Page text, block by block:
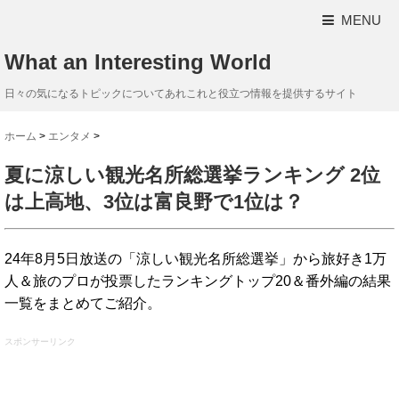
MENU
What an Interesting World
日々の気になるトピックについてあれこれと役立つ情報を提供するサイト
ホーム > エンタメ >
夏に涼しい観光名所総選挙ランキング 2位
は上高地、3位は富良野で1位は？
24年8月5日放送の「涼しい観光名所総選挙」から旅好き1万
人＆旅のプロが投票したランキングトップ20＆番外編の結果
一覧をまとめてご紹介。
スポンサーリンク